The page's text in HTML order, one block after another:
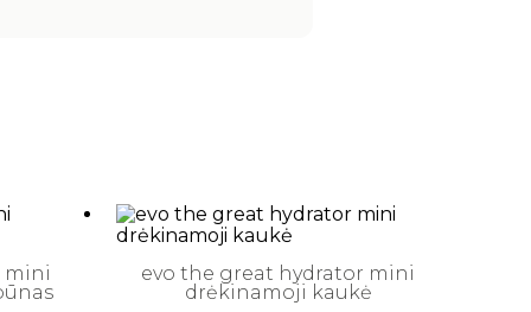
mini
evo the great hydrator mini
drėkinamoji kaukė